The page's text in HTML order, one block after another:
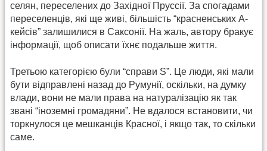
селян, переселених до Західної Пруссії. За спогадами
переселенців, які ще живі, більшість “красненських А-
кейсів” залишилися в Саксонії. На жаль, автору бракує
інформації, щоб описати їхнє подальше життя.
Третьою категорією були “справи S”. Це люди, які мали
бути відправлені назад до Румунії, оскільки, на думку
влади, вони не мали права на натуралізацію як так
звані “іноземні громадяни”. Не вдалося встановити, чи
торкнулося це мешканців Красної, і якщо так, то скільки
саме.